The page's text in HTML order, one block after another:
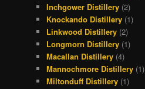
Inchgower Distillery (2)
Knockando Distillery (1)
Linkwood Distillery (2)
Longmorn Distillery (1)
Macallan Distillery (4)
Mannochmore Distillery (1)
Miltonduff Distillery (1)